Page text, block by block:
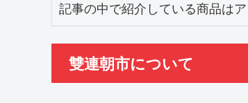
記事の中で紹介している商品は
雙連朝市について